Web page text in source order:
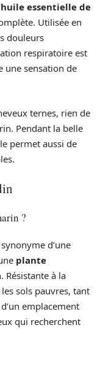
huile essentielle de
Utilisée en
douleurs
respiratoire est
une sensation de
ternes, rien de
Pendant la belle
permet aussi de
?
d’une
plante
Résistante à la
sols pauvres, tant
emplacement
qui recherchent